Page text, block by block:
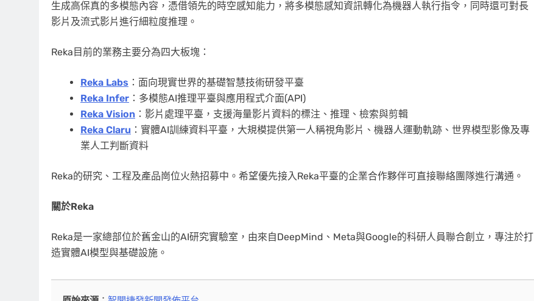
生成高保真的多模態內容，憑借領先的時空感知能力，將多模態感知資訊轉化為機器人執行指令，同時還可對長
影片及流式影片進行細粒度推理。
Reka目前的業務主要分為四大板塊：
Reka Labs ：面向現實世界的基礎智慧技術研發平臺
Reka Infer ：多模態AI推理平臺與應用程式介面(API)
Reka Vision ：影片處理平臺，支援海量影片資料的標注、推理、檢索與剪輯
Reka Claru ：實體AI訓練資料平臺，大規模提供第一人稱視角影片、機器人運動軌跡、世界模型影像及專
業人工判斷資料
Reka的研究、工程及產品崗位火熱招募中。希望優先接入Reka平臺的企業合作夥伴可直接聯絡團隊進行溝通。
關於Reka
Reka是一家總部位於舊金山的AI研究實驗室，由來自DeepMind、Meta與Google的科研人員聯合創立，專注於打
造實體AI模型與基礎設施。